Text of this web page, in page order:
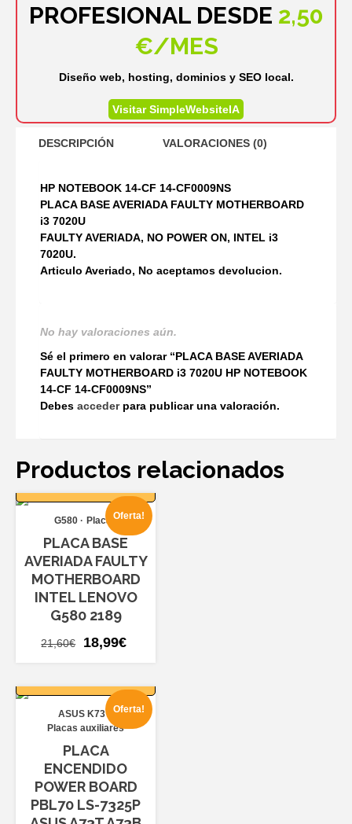
PROFESIONAL DESDE 2,50
€/MES
Diseño web, hosting, dominios y SEO local.
Visitar SimpleWebsiteIA
DESCRIPCIÓN VALORACIONES (0)
HP NOTEBOOK 14-CF 14-CF0009NS
PLACA BASE AVERIADA FAULTY MOTHERBOARD
i3 7020U
FAULTY AVERIADA, NO POWER ON, INTEL i3
7020U.
Articulo Averiado, No aceptamos devolucion.
No hay valoraciones aún.
Sé el primero en valorar “PLACA BASE AVERIADA
FAULTY MOTHERBOARD i3 7020U HP NOTEBOOK
14-CF 14-CF0009NS”
Debes accederpara publicar una valoración.
Productos relacionados
AÑADIR AL
Oferta!
G580 Placas
PLACA BASE
AVERIADA FAULTY
MOTHERBOARD
INTEL LENOVO
G580 2189
21,60€
El
era:
21,60€.
18,99€
es:
18,99€.
Oferta!
ASUS K73
Placas auxiliares
PLACA
ENCENDIDO
POWER BOARD
PBL70 LS-7325P